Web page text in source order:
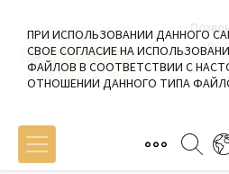
Пн-
ПРИ ИСПОЛЬЗОВАНИИ ДАННОГО
СВОЕ СОГЛАСИЕ НА
ФАЙЛОВ В СООТВЕТСТВИИ С
ОТНОШЕНИИ ДАННОГО ТИПА